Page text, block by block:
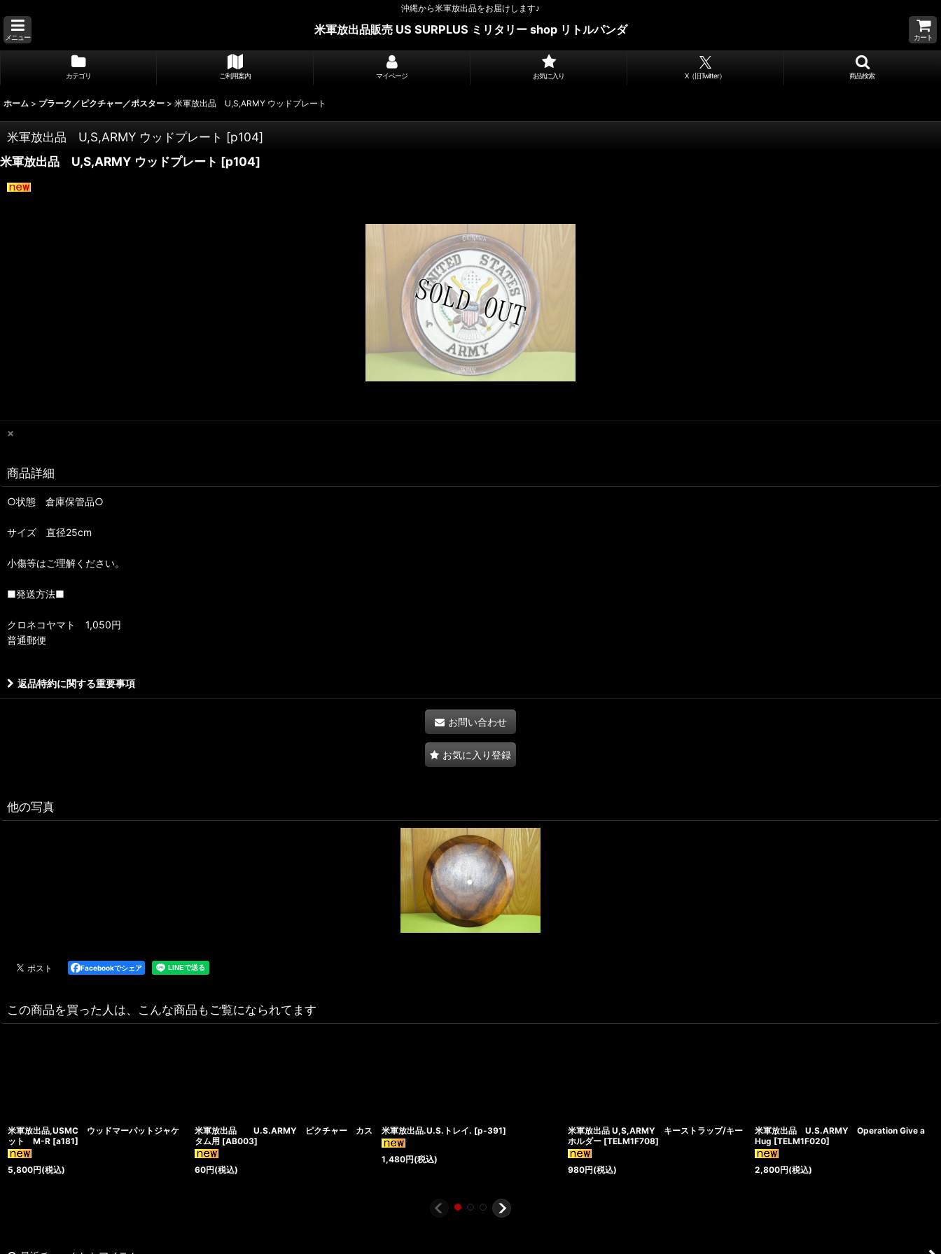
沖縄から米軍放出品をお届けします♪
メニュー
米軍放出品販売 US SURPLUS ミリタリー shop リトルパンダ
カート
カテゴリ ご利用案内 マイページ お気に入り X（旧Twitter） 商品検索
ホーム > プラーク／ピクチャー／ポスター > 米軍放出品 U,S,ARMY ウッドプレート
米軍放出品 U,S,ARMY ウッドプレート [p104]
米軍放出品 U,S,ARMY ウッドプレート [p104]
×
商品詳細
○状態 倉庫保管品○
サイズ 直径25cm
小傷等はご理解ください。
■発送方法■
クロネコヤマト 1,050円
普通郵便
返品特約に関する重要事項
お問い合わせ
お気に入り登録
他の写真
Facebookでシェア
この商品を買った人は、こんな商品もご覧になられてます
米軍放出品,USMC ウッドマーパットジャケ
ット M-R [a181]
5,800円(税込)
米軍放出品 U.S.ARMY ピクチャー カス
タム用 [AB003]
60円(税込)
米軍放出品.U.S.トレイ. [p-391]
1,480円(税込)
米軍放出品 U,S,ARMY キーストラップ/キー
ホルダー [TELM1F708]
980円(税込)
米軍放出品 U.S.ARMY Operation Give a
Hug [TELM1F020]
2,800円(税込)